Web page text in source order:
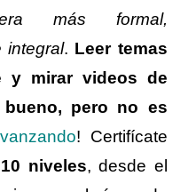
más formal,
integral. Leer temas
y mirar videos de
pero no es
! Certifícate
10 niveles, desde el